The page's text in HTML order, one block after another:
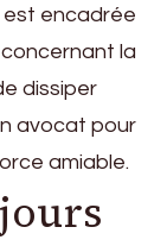
est encadrée
la
dissiper
avocat pour
amiable.